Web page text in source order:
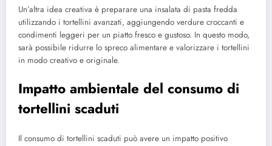
Un’altra idea creativa è preparare una insalata di pasta fredda
utilizzando i tortellini avanzati, aggiungendo verdure croccanti e
condimenti leggeri per un piatto fresco e gustoso. In questo modo,
sarà possibile ridurre lo spreco alimentare e valorizzare i tortellini
in modo creativo e originale.
Impatto ambientale del consumo di
tortellini scaduti
Il consumo di tortellini scaduti può avere un impatto positivo